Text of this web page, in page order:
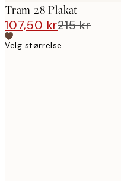
Tram 28 Plakat
107,50 kr215 kr
Velg størrelse